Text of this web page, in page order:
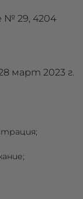
№ 29, 4204
март 2023 г.